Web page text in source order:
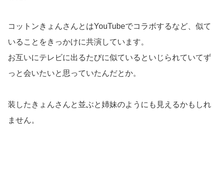
コットンきょんさんとはYouTubeでコラボするなど、似て
いることをきっかけに共演しています。
お互いにテレビに出るたびに似ているといじられていてず
っと会いたいと思っていたんだとか。
装したきょんさんと並ぶと姉妹のようにも見えるかもしれ
ません。